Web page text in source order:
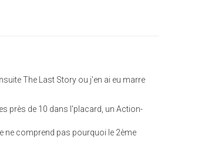
The Last Story ou j'en ai eu marre
près de 10 dans l'placard, un Action-
ne comprend pas pourquoi le 2ème